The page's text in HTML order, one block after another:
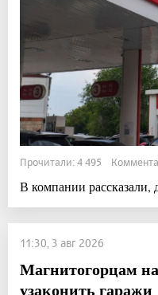
Прочитали: 4 495
В компании рассказали,
11:30, 3 авг 2026
Магнитогорцам
узаконить гаражи